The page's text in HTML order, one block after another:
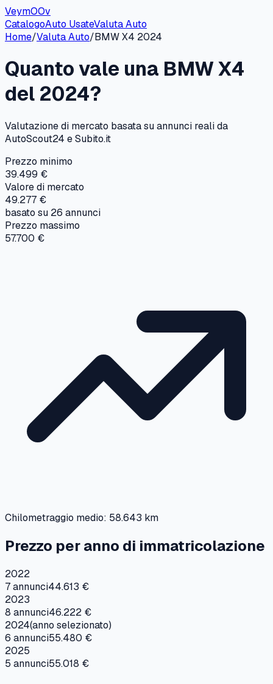
VeymOOv
CatalogoAuto UsateValuta Auto
Home/Valuta Auto/BMWX4 2024
Quanto vale una BMWX4
del 2024?
Valutazione di mercato basata su annunci reali da
AutoScout24 e Subito.it
Prezzo minimo
39.499 €
Valore di mercato
49.277 €
basato su 26 annunci
Prezzo massimo
57.700 €
Chilometraggio medio: 58.643 km
Prezzo per anno di immatricolazione
2022
7annunci44.613 €
2023
8 annunci46.222 €
2024(anno selezionato)
6 annunci55.480 €
2025
5 annunci55.018 €